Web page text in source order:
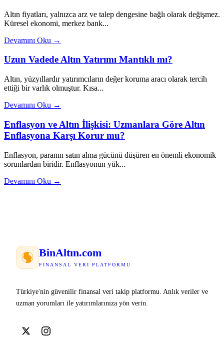
Altın fiyatları, yalnızca arz ve talep dengesine bağlı olarak değişmez.
Küresel ekonomi, merkez bank...
Devamını Oku →
Uzun Vadede Altın Yatırımı Mantıklı mı?
Altın, yüzyıllardır yatırımcıların değer koruma aracı olarak tercih
ettiği bir varlık olmuştur. Kısa...
Devamını Oku →
Enflasyon ve Altın İlişkisi: Uzmanlara Göre Altın
Enflasyona Karşı Korur mu?
Enflasyon, paranın satın alma gücünü düşüren en önemli ekonomik
sorunlardan biridir. Enflasyonun yük...
Devamını Oku →
BinAltın.com
FINANSAL VERI PLATFORMU
Türkiye'nin güvenilir finansal veri takip platformu. Anlık veriler ve
uzman yorumları ile yatırımlarınıza yön verin.